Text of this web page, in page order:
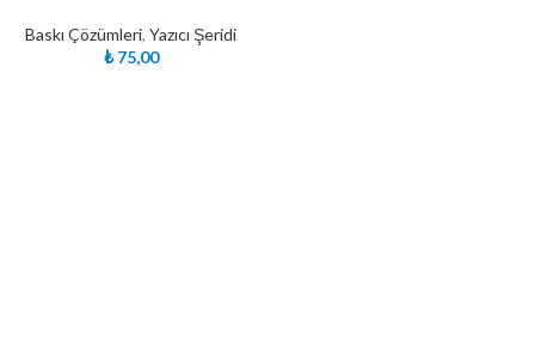
Baskı Çözümleri, Yazıcı Şeridi
₺75,00